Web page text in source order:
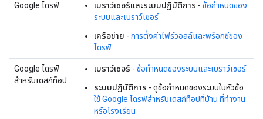
Google ไดรฟ์ เบราว์เซอร์และระบบปฏิบัติการ - ข้อกำหนดของ
ระบบและเบราว์เซอร์
เครือข่าย - การตั้งค่าไฟร์วอลล์และพร็อกซีของ
ไดรฟ์
Google ไดรฟ์
สำหรับเดสก์ท็อป
เบราว์เซอร์ - ข้อกำหนดของระบบและเบราว์เซอร์
ระบบปฏิบัติการ - ดูข้อกำหนดของระบบในหัวข้อ
ใช้ Google ไดรฟ์สำหรับเดสก์ท็อปที่บ้าน ที่ทำงาน
หรือโรงเรียน